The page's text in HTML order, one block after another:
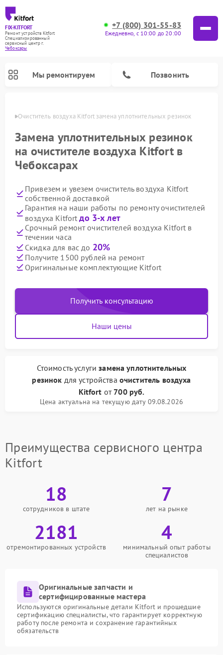
FIX-KITFORT
Ремонт устройств Kitfort
Специализированный
cервисный центр г.
Чебоксары
+7 (800) 301-55-83
Ежедневно, с 10:00 до 20:00
Мы ремонтируем Позвонить
Очиститель воздуха Kitfort замена уплотнительных резинок
Замена уплотнительных резинок
на очистителе воздуха Kitfort в
Чебоксарах
Привезем и увезем очиститель воздуха Kitfort
собственной доставкой
Гарантия на наши работы по ремонту очистителей
воздуха Kitfortдо 3-х лет
Срочный ремонт очистителей воздуха Kitfort в
течении часа
Скидка для вас до 20%
Получите 1500 рублей на ремонт
Оригинальные комплектующие Kitfort
Получить консультацию
Наши цены
Стоимость услугизамена уплотнительных
резинок для устройства очиститель воздуха
Kitfort от 700 руб.
Цена актуальна на текущую дату 09.08.2026
Преимущества сервисного центра
Kitfort
18
сотрудников в штате
7
лет на рынке
2181
отремонтированных устройств
4
минимальный опыт работы
специалистов
Оригинальные запчасти и
сертифицированные мастера
Используются оригинальные детали Kitfort и прошедшие
сертификацию специалисты, что гарантирует корректную
работу после ремонта и сохранение гарантийных
обязательств